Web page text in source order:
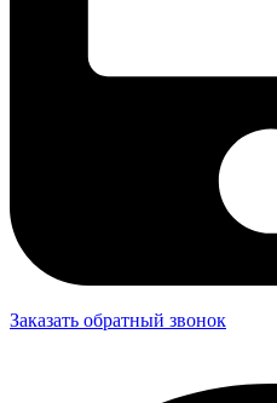
Заказать обратный звонок